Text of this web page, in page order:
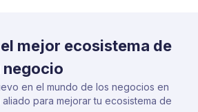
mejor ecosistema de
negocio
en el mundo de los negocios en
para mejorar tu ecosistema de